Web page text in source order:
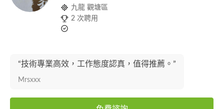
九龍 觀塘區
2 次聘用
“技術專業高效，工作態度認真，值得推薦。”
Mrsxxx